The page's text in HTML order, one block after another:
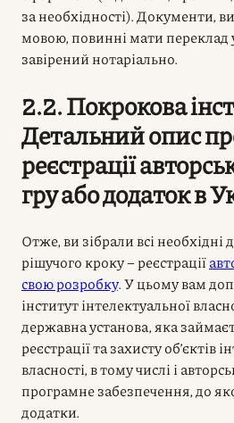
за необхідності). Документи,
мовою, повинні мати переклад
завірений нотаріально.
2.2. Покрокова
Детальний опис
реєстрації
гру або додаток в
Отже, ви зібрали всі необхідні
рішучого кроку – реєстрації
свою розробку. У цьому вам
інститут інтелектуальної
державна установа, яка
реєстрації та захисту об’єктів
власності, в тому числі і
програмне забезпечення, до
додатки.